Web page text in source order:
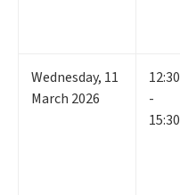
Wednesday, 11
March 2026
12:30
-
15:30